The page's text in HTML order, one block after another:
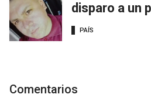
disparo a un
PAÍS
Comentarios